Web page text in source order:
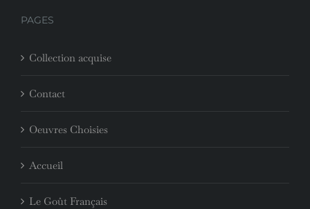
PAGES
Collection acquise
Contact
Oeuvres Choisies
Accueil
Le Goût Français